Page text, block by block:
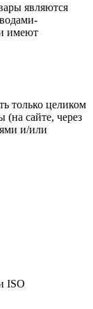
являются
имеют
только целиком
сайте, через
и/или
ISO